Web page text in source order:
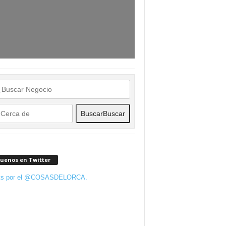
BuscarBuscar
en Twitter
por el @COSASDELORCA.